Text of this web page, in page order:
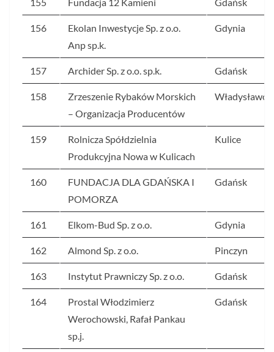
156
Ekolan Inwestycje Sp. z o.o.
Anp sp.k.
Gdynia
157 Archider Sp. z o.o. sp.k. Gdańsk
158
Zrzeszenie Rybaków Morskich
– Organizacja Producentów
159
Rolnicza Spółdzielnia
Produkcyjna Nowa w Kulicach
Kulice
160
FUNDACJA DLA GDAŃSKA I
POMORZA
Gdańsk
161 Elkom-Bud Sp. z o.o. Gdynia
162 Almond Sp. z o.o. Pinczyn
163 Instytut Prawniczy Sp. z o.o. Gdańsk
164
Prostal Włodzimierz
Werochowski, Rafał Pankau
sp.j.
Gdańsk